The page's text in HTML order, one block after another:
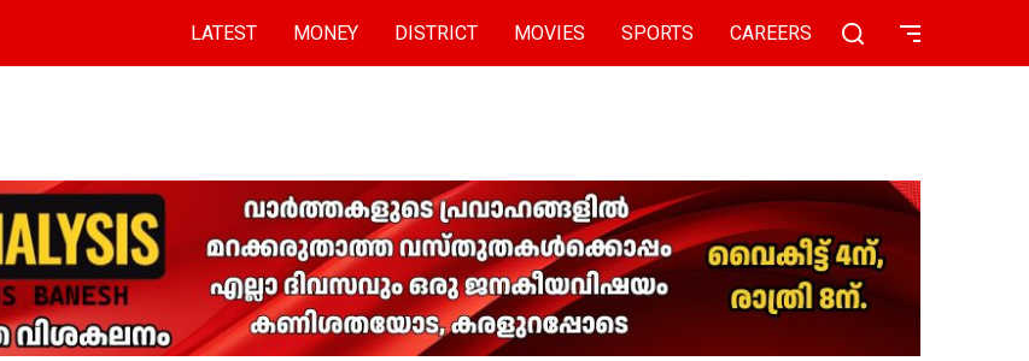
LATEST MONEY DISTRICT MOVIES SPORTS CAREERS